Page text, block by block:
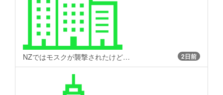
NZではモスクが襲撃されたけど… 2日前